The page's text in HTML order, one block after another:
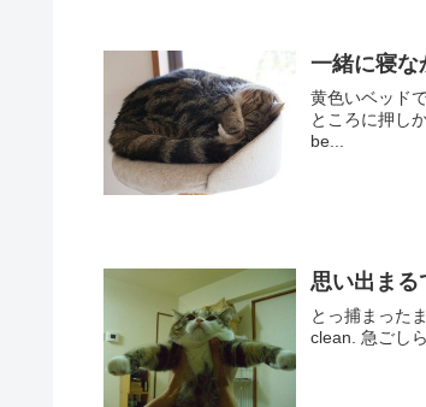
一緒に寝
黄色いベッド
ところに押し
be...
思い出まる
とっ捕まったまる。 Maru was
clean. 急